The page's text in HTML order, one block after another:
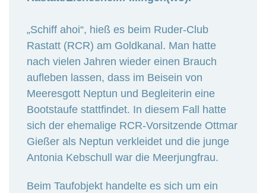
„Schiff ahoi“, hieß es beim Ruder-Club
Rastatt (RCR) am Goldkanal. Man hatte
nach vielen Jahren wieder einen Brauch
aufleben lassen, dass im Beisein von
Meeresgott Neptun und Begleiterin eine
Bootstaufe stattfindet. In diesem Fall hatte
sich der ehemalige RCR-Vorsitzende Ottmar
Gießer als Neptun verkleidet und die junge
Antonia Kebschull war die Meerjungfrau.
Beim Taufobjekt handelte es sich um ein